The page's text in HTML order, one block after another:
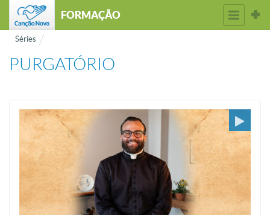
FORMAÇÃO
Séries
PURGATÓRIO